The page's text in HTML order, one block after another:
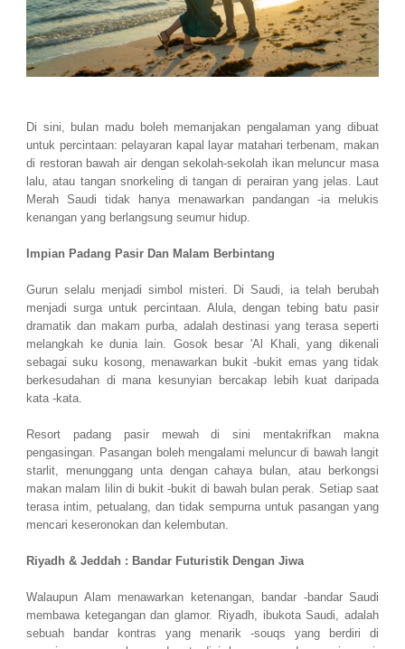
Di sini, bulan madu boleh memanjakan pengalaman yang dibuat
untuk percintaan: pelayaran kapal layar matahari terbenam, makan
di restoran bawah air dengan sekolah-sekolah ikan meluncur masa
lalu, atau tangan snorkeling di tangan di perairan yang jelas. Laut
Merah Saudi tidak hanya menawarkan pandangan -ia melukis
kenangan yang berlangsung seumur hidup.
Impian Padang Pasir Dan Malam Berbintang
Gurun selalu menjadi simbol misteri. Di Saudi, ia telah berubah
menjadi surga untuk percintaan. Alula, dengan tebing batu pasir
dramatik dan makam purba, adalah destinasi yang terasa seperti
melangkah ke dunia lain. Gosok besar 'Al Khali, yang dikenali
sebagai suku kosong, menawarkan bukit -bukit emas yang tidak
berkesudahan di mana kesunyian bercakap lebih kuat daripada
kata -kata.
Resort padang pasir mewah di sini mentakrifkan makna
pengasingan. Pasangan boleh mengalami meluncur di bawah langit
starlit, menunggang unta dengan cahaya bulan, atau berkongsi
makan malam lilin di bukit -bukit di bawah bulan perak. Setiap saat
terasa intim, petualang, dan tidak sempurna untuk pasangan yang
mencari keseronokan dan kelembutan.
Riyadh & Jeddah : Bandar Futuristik Dengan Jiwa
Walaupun Alam menawarkan ketenangan, bandar -bandar Saudi
membawa ketegangan dan glamor. Riyadh, ibukota Saudi, adalah
sebuah bandar kontras yang menarik -souqs yang berdiri di